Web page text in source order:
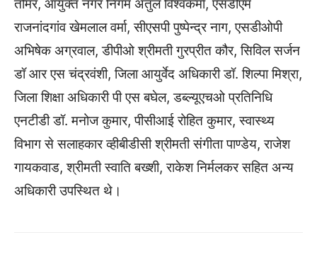
तोमर, आयुक्त नगर निगम अतुल विश्वकर्मा, एसडीएम
राजनांदगांव खेमलाल वर्मा, सीएसपी पुष्पेन्द्र नाग, एसडीओपी
अभिषेक अग्रवाल, डीपीओ श्रीमती गुरप्रीत कौर, सिविल सर्जन
डॉ आर एस चंद्रवंशी, जिला आयुर्वेद अधिकारी डॉ. शिल्पा मिश्रा,
जिला शिक्षा अधिकारी पी एस बघेल, डब्ल्यूएचओ प्रतिनिधि
एनटीडी डॉ. मनोज कुमार, पीसीआई रोहित कुमार, स्वास्थ्य
विभाग से सलाहकार व्हीबीडीसी श्रीमती संगीता पाण्डेय, राजेश
गायकवाड, श्रीमती स्वाति बख्शी, राकेश निर्मलकर सहित अन्य
अधिकारी उपस्थित थे।